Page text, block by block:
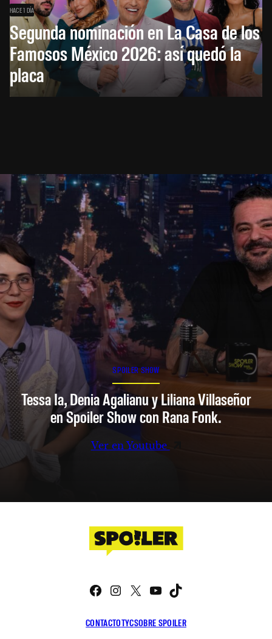
HACE 1 DÍA
Segunda nominación en La Casa de los
Famosos México 2026: así quedó la
placa
SPOILER SHOW
Tessa Ia, Denia Agalianu y Liliana Villaseñor
en Spoiler Show con Rana Fonk.
Ver en Youtube
CONTACTOTYCSOBRE SPOILER
Facebook
Instagram
X YouTube